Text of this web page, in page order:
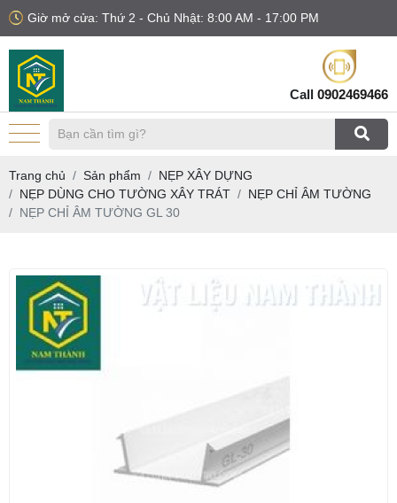
Giờ mở cửa: Thứ 2 - Chủ Nhật: 8:00 AM - 17:00 PM
Call 0902469466
Trang chủ Sản phẩm
NẸP XÂY DỰNG
NẸP DÙNG CHO TƯỜNG XÂY TRÁT
NẸP CHỈ ÂM TƯỜNG
NẸP CHỈ ÂM TƯỜNG GL 30